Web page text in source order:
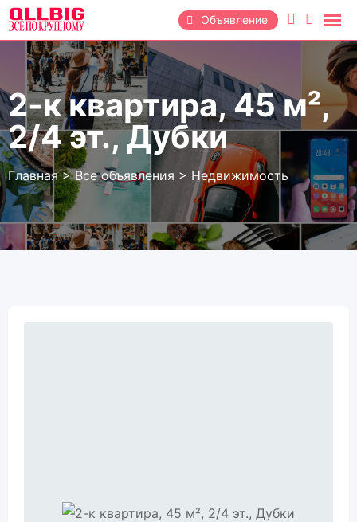
Перейти
содержанию
Объявление
2-к квартира, 45 м²,
2/4 эт., Дубки
Главная>Все объявления > Недвижимость